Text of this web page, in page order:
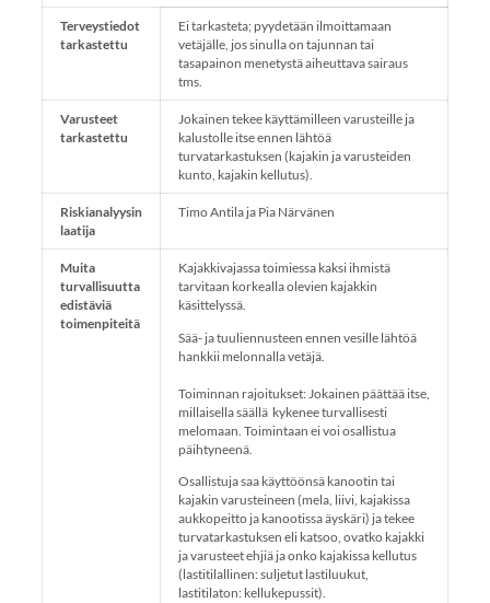
Terveystiedot
tarkastettu
Ei tarkasteta; pyydetään ilmoittamaan
vetäjälle, jos sinulla on tajunnan tai
tasapainon menetystä aiheuttava sairaus
tms.
Varusteet
tarkastettu
Jokainen tekee käyttämilleen varusteille ja
kalustolle itse ennen lähtöä
turvatarkastuksen (kajakin ja varusteiden
kunto, kajakin kellutus).
Riskianalyysin
laatija
Timo Antila ja Pia Närvänen
Muita
turvallisuutta
edistäviä
toimenpiteitä
Kajakkivajassa toimiessa kaksi ihmistä
tarvitaan korkealla olevien kajakkin
käsittelyssä.
Sää- ja tuuliennusteen ennen vesille lähtöä
hankkii melonnalla vetäjä.
Toiminnan rajoitukset: Jokainen päättää itse,
millaisella säällä kykenee turvallisesti
melomaan. Toimintaan ei voi osallistua
päihtyneenä.
Osallistuja saa käyttöönsä kanootin tai
kajakin varusteineen (mela, liivi, kajakissa
aukkopeitto ja kanootissa äyskäri) ja tekee
turvatarkastuksen eli katsoo, ovatko kajakki
ja varusteet ehjiä ja onko kajakissa kellutus
(lastitilallinen: suljetut lastiluukut,
lastitilaton: kellukepussit).